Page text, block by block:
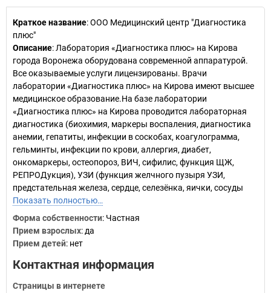
Краткое название:ООО Медицинский центр "Диагностика
плюс"
Описание: Лаборатория «Диагностика плюс» на Кирова
города Воронежа оборудована современной аппаратурой.
Все оказываемые услуги лицензированы. Врачи
лаборатории «Диагностика плюс» на Кирова имеют высшее
медицинское образование.На базе лаборатории
«Диагностика плюс» на Кирова проводится лабораторная
диагностика (биохимия, маркеры воспаления, диагностика
анемии, гепатиты, инфекции в соскобах, коагулограмма,
гельминты, инфекции по крови, аллергия, диабет,
онкомаркеры, остеопороз, ВИЧ, сифилис, функция ЩЖ,
РЕПРОДукция), УЗИ (функция желчного пузыря УЗИ,
предстательная железа, сердце, селезёнка, яички, сосуды
Показать полностью…
Форма собственности: Частная
Прием взрослых: да
Прием детей: нет
Контактная информация
Страницы в интернете